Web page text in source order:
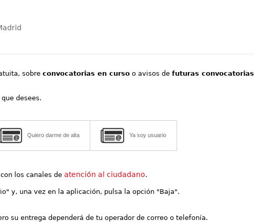
sobreconvocatorias en curso o avisos defuturas convocatorias
desees.
Quiero darme de alta Ya soy usuario
los canales deatención al ciudadano.
y, una vez en la aplicación, pulsa la opción "Baja".
su entrega dependerá de tu operador de correo o telefonía.